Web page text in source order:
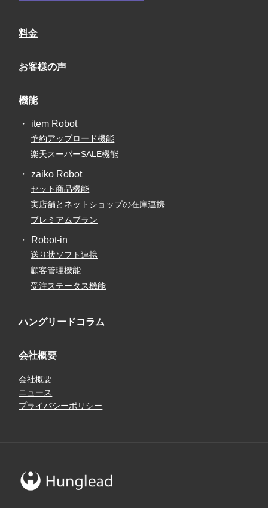
料金
お客様の声
機能
item Robot
予約アップロード機能
楽天スーパーSALE機能
zaiko Robot
セット商品機能
実店舗とネットショップの在庫連携
プレミアムプラン
Robot-in
送り状ソフト連携
顧客管理機能
受注ステータス機能
ハングリードコラム
会社概要
会社概要
ニュース
プライバシーポリシー